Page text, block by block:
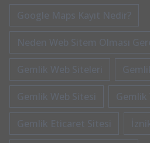
Google Maps Kayıt Nedir?
Neden Web Sitem Olması
Gemlik Web Siteleri
Gemlik Web Sitesi Gemlik
Gemlik Eticaret Sitesi